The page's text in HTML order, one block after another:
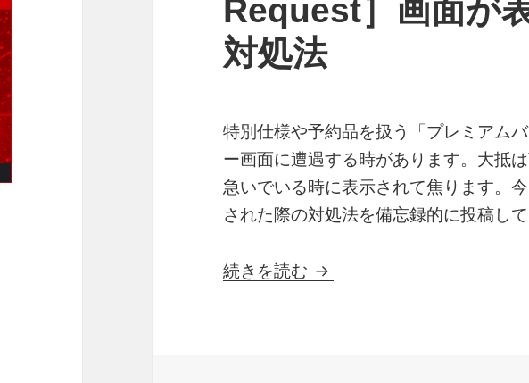
Request］画面が
対処法
特別仕様や予約品を扱う「プレミアム
ー画面に遭遇する時があります。大抵
急いでいる時に表示されて焦ります。
された際の対処法を備忘録的に投稿して
続きを読む プレミアムバンダイで［